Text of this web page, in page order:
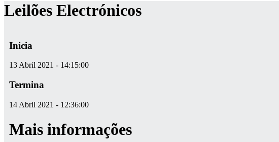
Leilões Electrónicos
Inicia
13 Abril 2021 - 14:15:00
Termina
14 Abril 2021 - 12:36:00
Mais informações